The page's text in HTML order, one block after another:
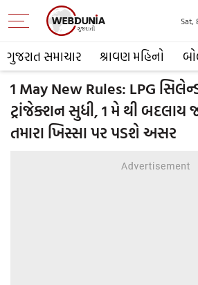
ગુજરાત સમાચાર શ્રાવણ મહિનો
Sat,
1 May New Rules: LPG
ટ્રાંજેક્શન સુધી, 1 મે થી
તમારા ખિસ્સા પર પડશે અસર